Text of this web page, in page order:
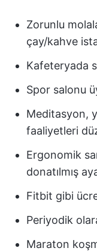
Zorunlu
çay/kahve
Kafeteryada
Spor salonu
Meditasyon,
faaliyetleri
Ergonomik
donatılmış
Fitbit gibi
Periyodik
Maraton